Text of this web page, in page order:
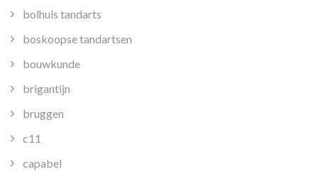
bolhuis tandarts
boskoopse tandartsen
bouwkunde
brigantijn
bruggen
c11
capabel